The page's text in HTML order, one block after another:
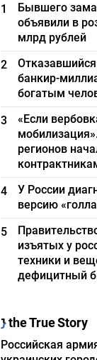
1
Бывшего
объявили в
млрд рублей
2
Отказавшийся
банкир-
богатым
3
«Если
регионов
4
У России
версию
5
изъятых у
техники и
дефицитный